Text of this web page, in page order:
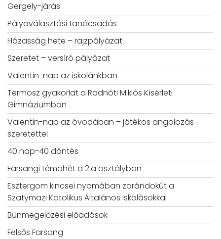
Gergely-járás
Pályaválasztási tanácsadás
Házasság hete – rajzpályázat
Szeretet – versíró pályázat
Valentin-nap az iskolánkban
Termosz gyakorlat a Radnóti Miklós Kísérleti
Gimnáziumban
Valentin-nap az óvodában – játékos angolozás
szeretettel
40 nap-40 döntés
Farsangi témahét a 2.a osztályban
Esztergom kincsei nyomában zarándokút a
Szatymazi Katolikus Általános Iskolásokkal
Bűnmegelőzési előadások
Felsős Farsang